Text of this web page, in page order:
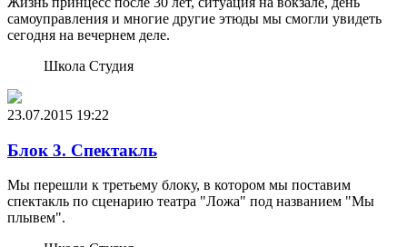
самоуправления и многие другие этюды мы смогли увидеть
сегодня на вечернем деле.
Школа Студия
23.07.2015 19:22
Блок 3. Спектакль
Мы перешли к третьему блоку, в котором мы поставим
спектакль по сценарию театра "Ложа" под названием "Мы
плывем".